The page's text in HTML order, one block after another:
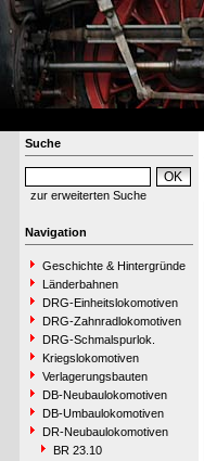
Suche
zur erweiterten Suche
Navigation
Geschichte & Hintergründe
Länderbahnen
DRG-Einheitslokomotiven
DRG-Zahnradlokomotiven
DRG-Schmalspurlok.
Kriegslokomotiven
Verlagerungsbauten
DB-Neubaulokomotiven
DB-Umbaulokomotiven
DR-Neubaulokomotiven
BR 23.10